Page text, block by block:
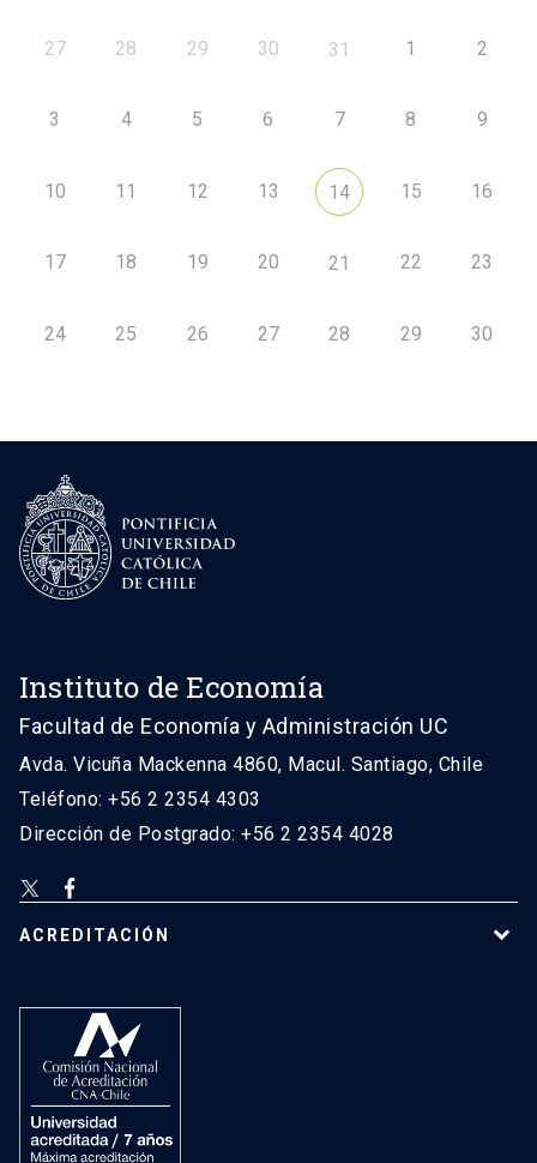
27 28 29 30 31 1 2
3 4 5 6 7 8 9
10 11 12 13 14 15 16
17 18 19 20 21 22 23
24 25 26 27 28 29 30
Instituto de Economía
Facultad de Economía y Administración UC
Avda. Vicuña Mackenna 4860, Macul. Santiago, Chile
Teléfono: +56 2 2354 4303
Dirección de Postgrado: +56 2 2354 4028
ACREDITACIÓN